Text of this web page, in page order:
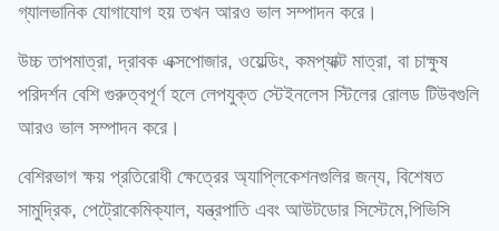
গ্যালভানিক যোগাযোগ হয় তখন আরও ভাল সম্পাদন করে।
উচ্চ তাপমাত্রা, দ্রাবক এক্সপোজার, ওয়েল্ডিং, কমপ্যাক্ট মাত্রা, বা চাক্ষুষ
পরিদর্শন বেশি গুরুত্বপূর্ণ হলে লেপযুক্ত স্টেইনলেস স্টিলের রোলড টিউবগুলি
আরও ভাল সম্পাদন করে।
বেশিরভাগ ক্ষয় প্রতিরোধী ক্ষেত্রের অ্যাপ্লিকেশনগুলির জন্য, বিশেষত
সামুদ্রিক, পেট্রোকেমিক্যাল, যন্ত্রপাতি এবং আউটডোর সিস্টেমে,পিভিসি